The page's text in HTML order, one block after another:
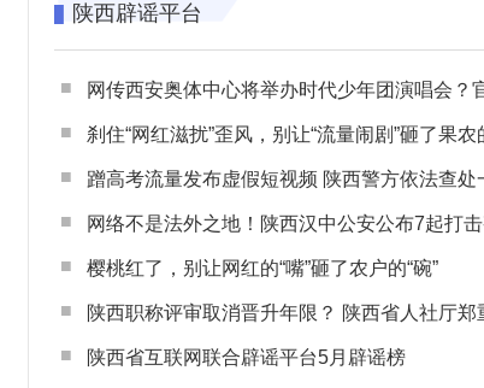
陕西辟谣平台
网传西安奥体中心将举办时代少年团演唱会？官方回应：纯
刹住“网红滋扰”歪风，别让“流量闹剧”砸了果农
蹭高考流量发布虚假短视频 陕西警方依法查处一起涉高考网络
网络不是法外之地！陕西汉中公安公布7起打击整治网谣网暴典型
樱桃红了，别让网红的“嘴”砸了农户的“碗”
陕西职称评审取消晋升年限？ 陕西省人社厅郑重声明 谨防职称评审不实言
陕西省互联网联合辟谣平台5月辟谣榜